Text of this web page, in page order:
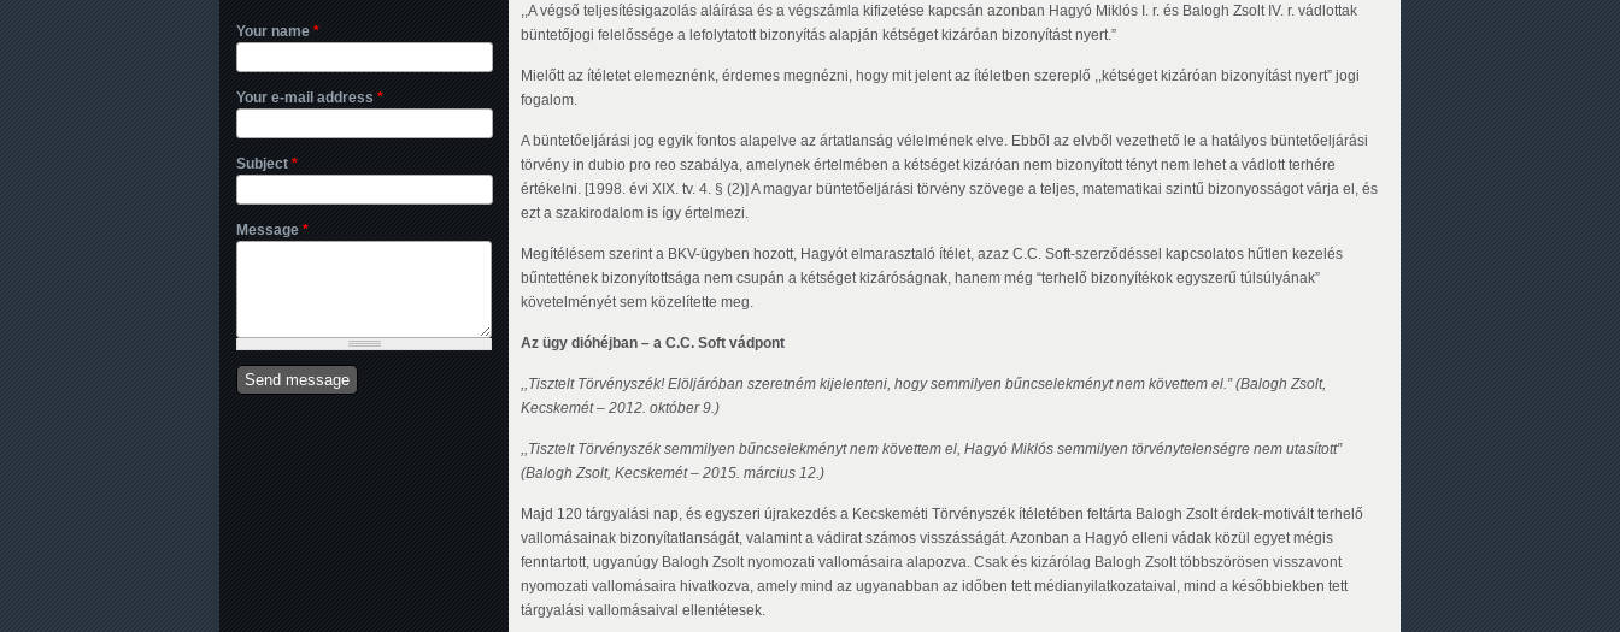
,,A végső teljesítésigazolás aláírása és a végszámla kifizetése kapcsán azonban Hagyó Miklós I. r. és Balogh Zsolt IV. r. vádlottak
büntetőjogi felelőssége a lefolytatott bizonyítás alapján kétséget kizáróan bizonyítást nyert.”
Mielőtt az ítéletet elemeznénk, érdemes megnézni, hogy mit jelent az ítéletben szereplő ,,kétséget kizáróan bizonyítást nyert” jogi
fogalom.
A büntetőeljárási jog egyik fontos alapelve az ártatlanság vélelmének elve. Ebből az elvből vezethető le a hatályos büntetőeljárási
törvény in dubio pro reo szabálya, amelynek értelmében a kétséget kizáróan nem bizonyított tényt nem lehet a vádlott terhére
értékelni. [1998. évi XIX. tv. 4. § (2)] A magyar büntetőeljárási törvény szövege a teljes, matematikai szintű bizonyosságot várja el, és
ezt a szakirodalom is így értelmezi.
Megítélésem szerint a BKV-ügyben hozott, Hagyót elmarasztaló ítélet, azaz C.C. Soft-szerződéssel kapcsolatos hűtlen kezelés
bűntettének bizonyítottsága nem csupán a kétséget kizáróságnak, hanem még “terhelő bizonyítékok egyszerű túlsúlyának”
követelményét sem közelítette meg.
Az ügy dióhéjban – a C.C. Soft vádpont
,,Tisztelt Törvényszék! Elöljáróban szeretném kijelenteni, hogy semmilyen bűncselekményt nem követtem el.” (Balogh Zsolt,
Kecskemét – 2012. október 9.)
,,Tisztelt Törvényszék semmilyen bűncselekményt nem követtem el, Hagyó Miklós semmilyen törvénytelenségre nem utasított”
(Balogh Zsolt, Kecskemét – 2015. március 12.)
Majd 120 tárgyalási nap, és egyszeri újrakezdés a Kecskeméti Törvényszék ítéletében feltárta Balogh Zsolt érdek-motivált terhelő
vallomásainak bizonyítatlanságát, valamint a vádirat számos visszásságát. Azonban a Hagyó elleni vádak közül egyet mégis
fenntartott, ugyanúgy Balogh Zsolt nyomozati vallomásaira alapozva. Csak és kizárólag Balogh Zsolt többszörösen visszavont
nyomozati vallomásaira hivatkozva, amely mind az ugyanabban az időben tett médianyilatkozataival, mind a későbbiekben tett
tárgyalási vallomásaival ellentétesek.
Your name *
Your e-mail address *
Subject *
Message *